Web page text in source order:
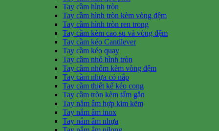
Tay cầm hình tròn
Tay cầm hình tròn kèm vòng đệm
Tay cầm hình tròn ren trong
Tay cầm kèm cao su và vòng đệm
Tay cầm kéo Cantilever
Tay cầm kéo quay
Tay cầm nhỏ hình tròn
Tay cầm nhôm kèm vòng đệm
Tay cầm nhựa có nắp
Tay cầm thiết kế kéo cong
Tay cầm tròn kèm tấm gắn
Tay nắm âm hợp kim kẽm
Tay nắm âm inox
Tay nắm âm nhựa